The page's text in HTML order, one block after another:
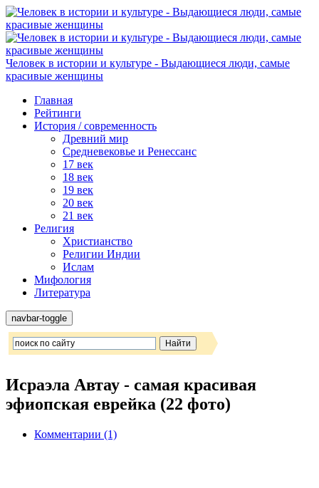
Человек в истории и культуре - Выдающиеся люди, самые
красивые женщины
Главная
Рейтинги
История / современность
Древний мир
Средневековье и Ренессанс
17 век
18 век
19 век
20 век
21 век
Религия
Христианство
Религии Индии
Ислам
Мифология
Литература
navbar-toggle
Исраэла Автау - самая красивая
эфиопская еврейка (22 фото)
Комментарии (1)